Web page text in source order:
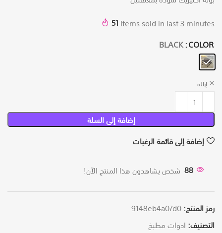
51 Items sold in last 3 minutes
COLOR
BLACK
إزالة
إضافة إلى السلة
إضافة إلى قائمة الرغبات
88 شخص يشاهدون هذا المنتج الآن!
رمز المنتج:9148eb4a07d0
التصنيف: ادوات مطبخ